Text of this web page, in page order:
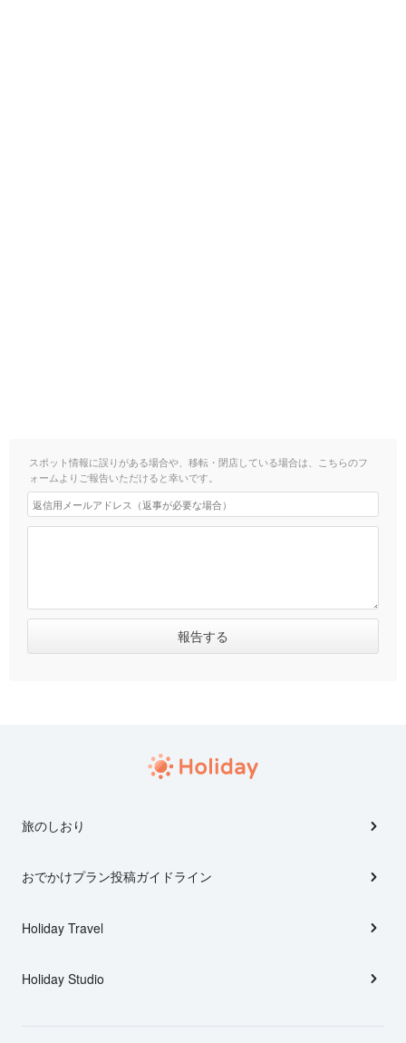
スポット情報に誤りがある場合や、移転・閉店している場合は、こちらのフ
ォームよりご報告いただけると幸いです。
旅のしおり
おでかけプラン投稿ガイドライン
Holiday Travel
Holiday Studio